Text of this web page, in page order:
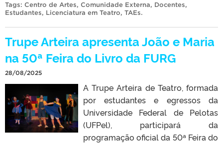
Tags: Centro de Artes, Comunidade Externa, Docentes,
Estudantes, Licenciatura em Teatro, TAEs.
Trupe Arteira apresenta João e Maria
na 50ª Feira do Livro da FURG
28/08/2025
A Trupe Arteira de Teatro, formada
por estudantes e egressos da
Universidade Federal de Pelotas
(UFPel), participará da
programação oficial da 50ª Feira do